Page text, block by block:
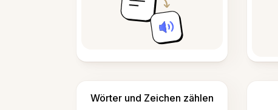
Wörter und Zeichen zählen